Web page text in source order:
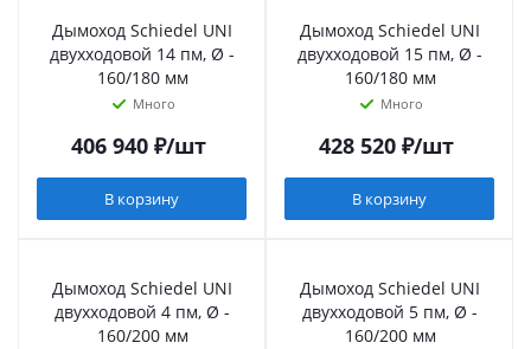
Дымоход Schiedel UNI
двухходовой 14 пм, Ø -
160/180 мм
Много
406 940₽/шт
В корзину
Дымоход Schiedel UNI
двухходовой 15 пм, Ø -
160/180 мм
Много
428 520₽/шт
В корзину
Дымоход Schiedel UNI
двухходовой 4 пм, Ø -
160/200 мм
Дымоход Schiedel UNI
двухходовой 5 пм, Ø -
160/200 мм